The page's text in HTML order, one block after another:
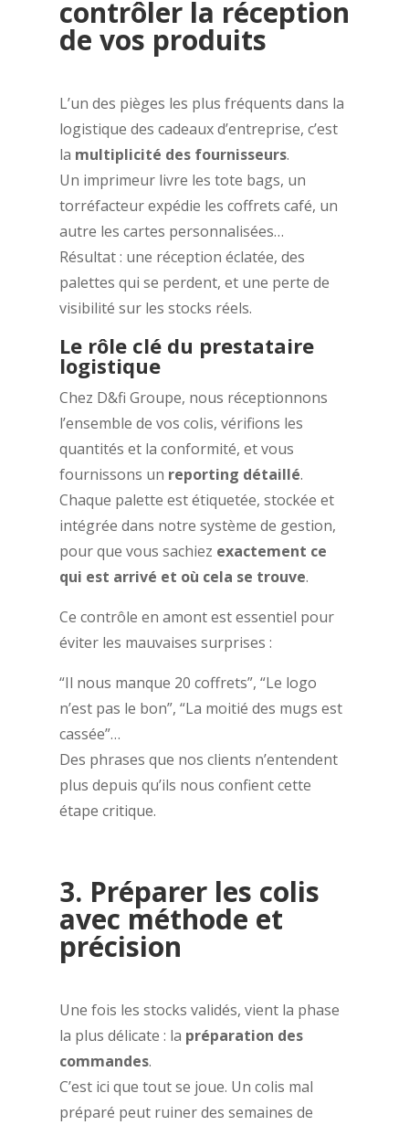
contrôler la réception
de vos produits
L’un des pièges les plus fréquents dans la
logistique des cadeaux d’entreprise, c’est
la multiplicité des fournisseurs.
Un imprimeur livre les tote bags, un
torréfacteur expédie les coffrets café, un
autre les cartes personnalisées…
Résultat : une réception éclatée, des
palettes qui se perdent, et une perte de
visibilité sur les stocks réels.
Le rôle clé du prestataire
logistique
Chez D&fi Groupe, nous réceptionnons
l’ensemble de vos colis, vérifions les
quantités et la conformité, et vous
fournissons un reporting détaillé.
Chaque palette est étiquetée, stockée et
intégrée dans notre système de gestion,
pour que vous sachiez exactement ce
qui est arrivé et où cela se trouve.
Ce contrôle en amont est essentiel pour
éviter les mauvaises surprises :
“Il nous manque 20 coffrets”, “Le logo
n’est pas le bon”, “La moitié des mugs est
cassée”…
Des phrases que nos clients n’entendent
plus depuis qu’ils nous confient cette
étape critique.
3. Préparer les colis
avec méthode et
précision
Une fois les stocks validés, vient la phase
la plus délicate : la préparation des
commandes.
C’est ici que tout se joue. Un colis mal
préparé peut ruiner des semaines de